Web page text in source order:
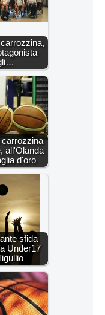
all'Olanda
d'oro
sfida
Under17